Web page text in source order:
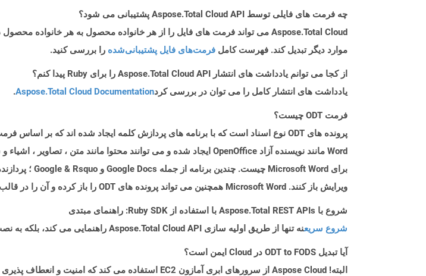
چه فرمت های فایلی توسط Aspose.Total Cloud API پشتیبانی می شود؟
موارد دیگر تبدیل کند. فهرست کامل فرمت‌های فایل پشتیبانی‌شده را بررسی کنید.
از کجا می توانم یادداشت های انتشار Aspose.Total Cloud API را برای Ruby پیدا کنم؟
یادداشت های انتشار کامل را می توان در بررسی کردAspose.Total Cloud Documentation
.
فرمت ODT چیست؟
ویرایش باز کنند. Microsoft Word همچنین می تواند پرونده های ODT را باز کرده و آن را در قالب های دیگری مانند Doc و Docx ذخیره کند.
شروع با Aspose.Total REST APIs با استفاده از Ruby SDK: راهنمای مبتدی
شروع سریعنه تنها از طریق اولیه سازی Aspose.Total Cloud API راهنمایی می کند، بلکه به نصب کتابخانه های مورد نیاز نیز کمک می کند.
آیا تبدیل ODT to FODS در Cloud ایمن است؟